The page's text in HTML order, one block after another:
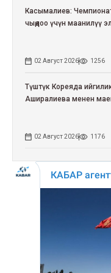
Касымалиев:
чыңдоо үчүн маанилүү
02 Август 2026 1256
Түштүк Кореяда
Аширалиева менен
02 Август 2026 1176